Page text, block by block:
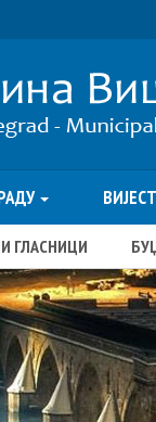
ГЛАСНИЦИ